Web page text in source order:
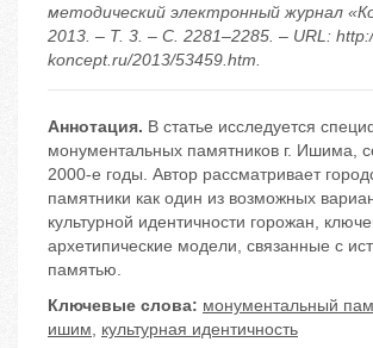
методический электронный журнал
2013. – Т. 3. – С. 2281–2285. – URL:
koncept.ru/2013/53459.htm.
Аннотация. В статье исследуется
монументальных памятников г. Ишима,
2000-е годы. Автор рассматривает
памятники как один из возможных
культурной идентичности горожан,
архетипические модели, связанные с
памятью.
Ключевые слова: монументальный
ишим, культурная идентичность